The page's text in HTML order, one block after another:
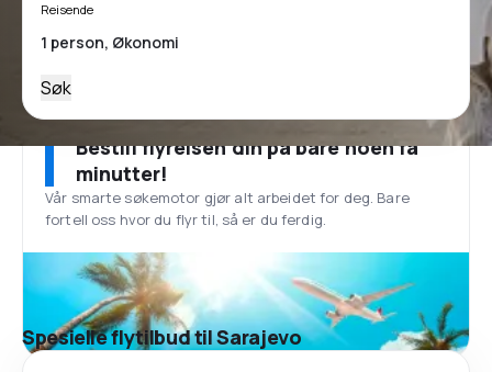
Reisende
Søk
Bestill flyreisen din på bare noen få
minutter!
Vår smarte søkemotor gjør alt arbeidet for deg. Bare
fortell oss hvor du flyr til, så er du ferdig.
Spesielle flytilbud til Sarajevo